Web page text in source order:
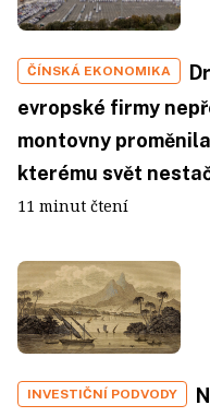
ČÍNSKÁ EKONOMIKA
evropské firmy
montovny
kterému svět
11 minut čtení
INVESTIČNÍ PODVODY